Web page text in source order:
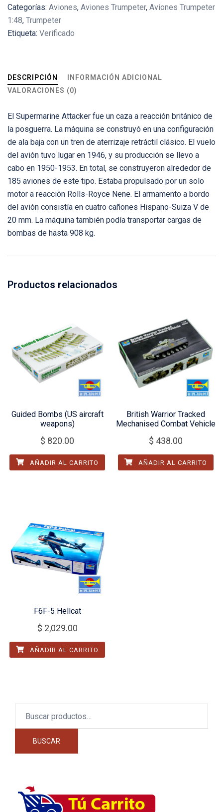
Categorías: Aviones, Aviones Trumpeter, Aviones Trumpeter
1:48, Trumpeter
Etiqueta: Verificado
DESCRIPCIÓN
INFORMACIÓN ADICIONAL
VALORACIONES (0)
El Supermarine Attacker fue un caza a reacción británico de
la posguerra. La máquina se construyó en una configuración
de ala baja con un tren de aterrizaje retráctil clásico. El vuelo
del avión tuvo lugar en 1946, y su producción se llevo a
cabo en 1950-1953. En total, se construyeron alrededor de
185 aviones de este tipo. Estaba propulsado por un solo
motor a reacción Rolls-Royce Nene. El armamento a bordo
del avión consistía en cuatro cañones Hispano-Suiza V de
20 mm. La máquina también podía transportar cargas de
bombas de hasta 908 kg.
Productos relacionados
Guided Bombs (US aircraft
weapons)
$ 820.00
AÑADIR AL CARRITO
British Warrior Tracked
Mechanised Combat Vehicle
$ 438.00
AÑADIR AL CARRITO
F6F-5 Hellcat
$ 2,029.00
AÑADIR AL CARRITO
BUSCAR